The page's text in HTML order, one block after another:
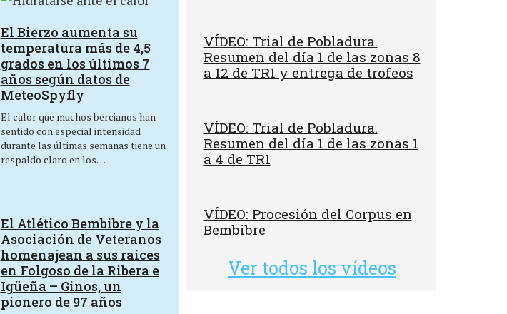
El Bierzo aumenta su
temperatura más de 4,5
grados en los últimos 7
años según datos de
MeteoSpyfly
El calor que muchos bercianos han
sentido con especial intensidad
durante las últimas semanas tiene un
respaldo claro en los…
El Atlético Bembibre y la
Asociación de Veteranos
homenajean a sus raíces
en Folgoso de la Ribera e
Igüeña – Ginos, un
pionero de 97 años
VÍDEO: Trial de Pobladura.
Resumen del día 1 de las zonas 8
a 12 de TR1 y entrega de trofeos
VÍDEO: Trial de Pobladura.
Resumen del día 1 de las zonas 1
a 4 de TR1
VÍDEO: Procesión del Corpus en
Bembibre
Ver todos los vídeos